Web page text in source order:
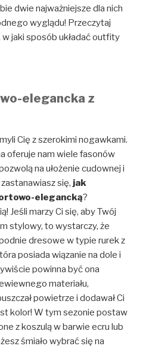
dwie najważniejsze dla nich
wyglądu! Przeczytaj
w jaki sposób układać outfity
elegancka z
Cię z szerokimi nogawkami.
oferuje nam wiele fasonów
na ułożenie cudownej i
się, jak
elegancką?
Jeśli marzy Ci się, aby Twój
stylowy, to wystarczy, że
dresowe w typie rurek z
posiada wiązanie na dole i
powinna być ona
materiału,
powietrze i dodawał Ci
kolor! W tym sezonie postaw
z koszulą w barwie ecru lub
śmiało wybrać się na